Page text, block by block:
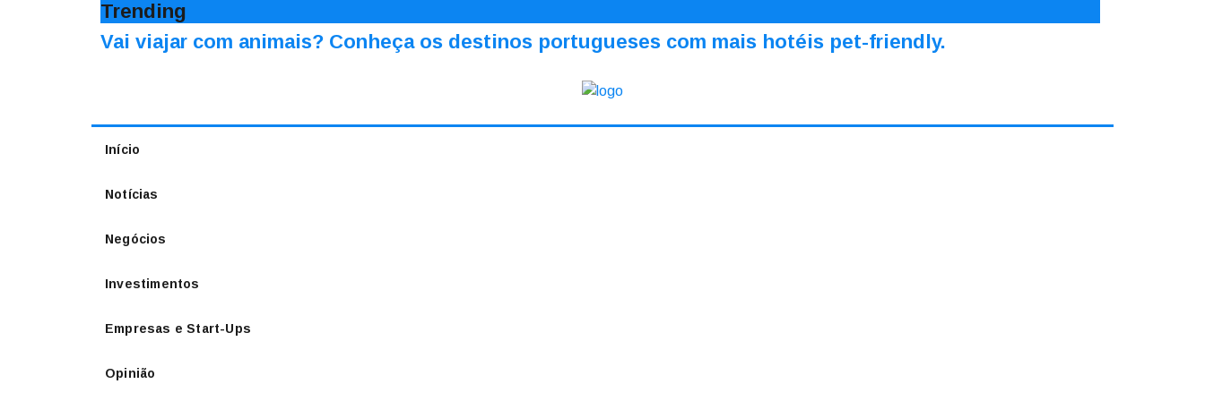
Trending
Vai viajar com animais? Conheça os destinos portugueses com mais hotéis pet-friendly.
Início
Notícias
Negócios
Investimentos
Empresas e Start-Ups
Opinião